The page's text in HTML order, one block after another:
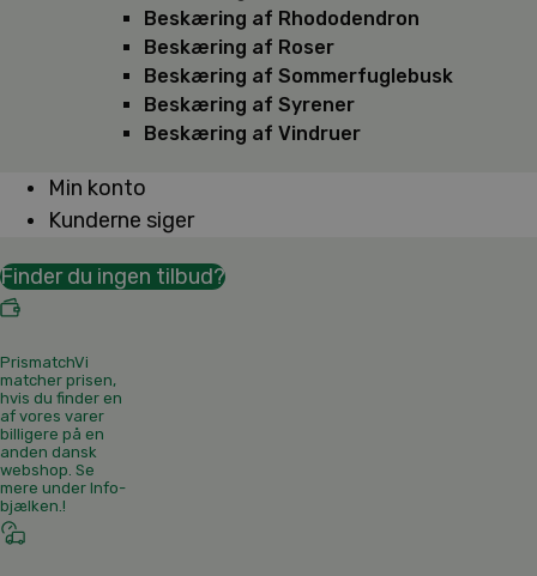
Beskæring af Rhododendron
Beskæring af Roser
Beskæring af Sommerfuglebusk
Beskæring af Syrener
Beskæring af Vindruer
Min konto
Kunderne siger
Finder du ingen tilbud?
PrismatchVi
matcher prisen,
hvis du finder en
af vores varer
billigere på en
anden dansk
webshop. Se
mere under Info-
bjælken.!